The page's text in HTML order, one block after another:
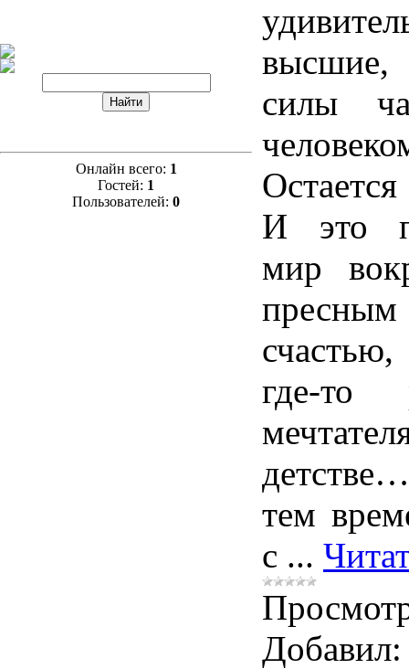
Онлайн всего: 1
Гостей: 1
Пользователей: 0
высшие,
силы
И это
мир
пресным
где-то
тем
с ...
Добавил: